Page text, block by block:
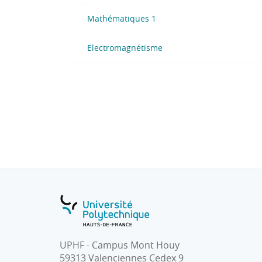
de modéliser et de caractériser les
Mathématiques 1
Electromagnétisme
UPHF - Campus Mont Houy
59313 Valenciennes Cedex 9